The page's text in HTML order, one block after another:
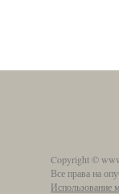
Copyright ©
Все права на
Использование